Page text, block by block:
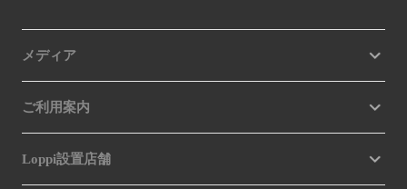
メディア
ご利用案内
Loppi設置店舗